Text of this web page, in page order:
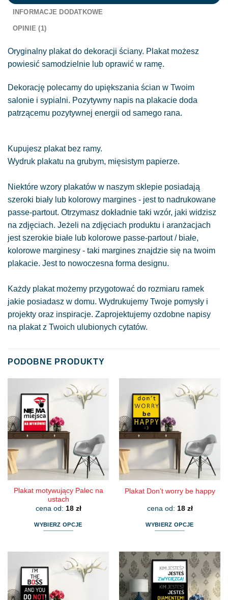
INFORMACJE DODATKOWE
OPINIE (1)
Oryginalny plakat do dekoracji ściany. Plakat możesz
powiesić samodzielnie lub oprawić w ramę.
Dekorację polecamy do upiększania ścian w Twoim
salonie i sypialni. Pozytywny napis na plakacie doda
patrzącemu pozytywnej energii od samego rana.
Kupujesz plakat bez ramy.
Wydruk plakatu na grubym, mięsistym papierze.
Niektóre wzory plakatów w naszym sklepie posiadają
szeroki biały lub kolorowy margines - jest to nadrukowane
passe-partout. Otrzymasz dokładnie taki wzór, jaki widzisz
na zdjęciach. Jeżeli na zdjęciach produktu i aranżacjach
jest szerokie białe lub kolorowe passe-partout / białe,
kolorowe marginesy - taki margines znajdzie się na twoim
plakacie. Jest to nowoczesna forma designu.
Każdy plakat możemy przygotować do rozmiaru ramek
jakie posiadasz w domu. Wydrukujemy Twoje pomysły i
projekty oraz inspiracje. Zaprojektujemy ozdobne napisy
na plakat z Twoich ulubionych cytatów.
PODOBNE PRODUKTY
Plakat motywujący Palec na
ustach
cena od: 18 zł
WYBIERZ OPCJE
wiele
wariantów.
Opcje
Plakat Don’t worry be happy
cena od: 18 zł
WYBIERZ OPCJE
ma
wiele
wariantów.
Opcje